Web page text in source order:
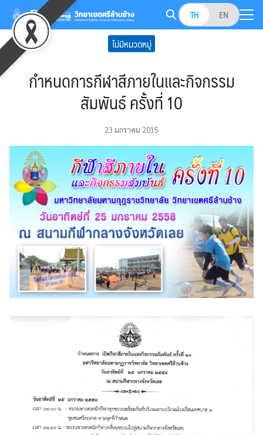
Skip
content
TH EN
Search
for: ไม่มีหมวดหมู่
กำหนดการกีฬาสีภายในและกิจกรรม
สัมพันธ์ ครั้งที่ 10
23 มกราคม 2015